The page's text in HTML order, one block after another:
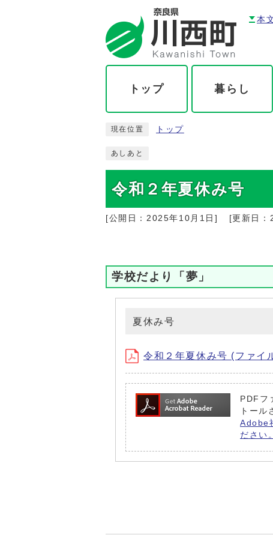
本
トップ 暮らし
現在位置 トップ
あしあと
令和２年夏休み号
[公開日： 2025年10月1日 ] [更新日：
学校だより「夢」
夏休み号
令和２年夏休み号 (ファ
PDFフ
トール
Adobe
ださい。